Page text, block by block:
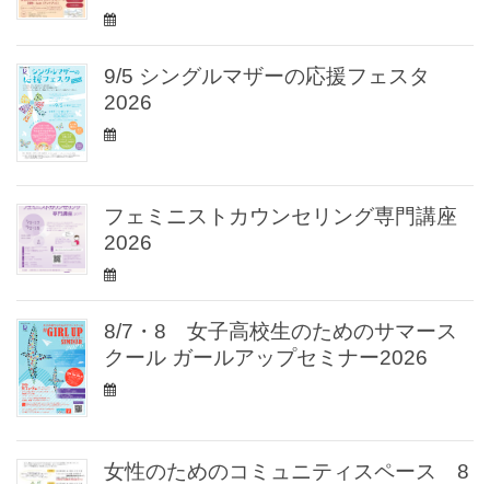
9/5 シングルマザーの応援フェスタ
2026
フェミニストカウンセリング専門講座
2026
8/7・8 女子高校生のためのサマース
クール ガールアップセミナー2026
女性のためのコミュニティスペース 8